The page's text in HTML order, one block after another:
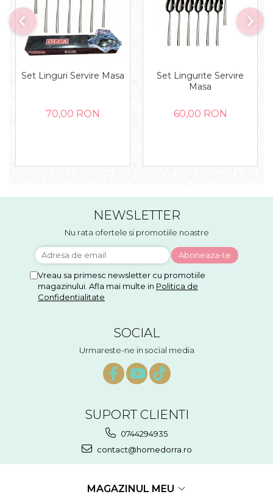
Set Linguri Servire Masa
70,00 RON
Set Lingurite Servire
Masa
60,00 RON
NEWSLETTER
Nu rata ofertele si promotiile noastre
Vreau sa primesc newsletter cu promotiile
magazinului. Afla mai multe in Politica de
Confidentialitate
SOCIAL
Urmareste-ne in social media
SUPORT CLIENTI
0744294935
contact@homedorra.ro
MAGAZINUL MEU